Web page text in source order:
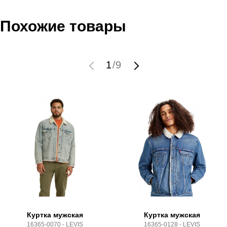
ORIGINATORS LETTERMAN
UA ORIGINATORS LETTERMAN
90% полиэстер 10% эластан, подкладка 100%
Производитель: Малайзия
Срок отгрузки: 3-4 рабочих дня
Инструкция по оплате есть в самом конце счета, который
мы не увидим Вашу оплату.
Самовывоз в Москве.
Доставка по России всеми транспортными ТК, а также с
Почтой Росии и СДЭК.
Здесь вы можете более детально ознакомиться с
условиями
оплаты
Похожие товары
1/9
Куртка мужская
16365-0070 - LEVIS
Куртка мужская
16365-0128 - LEVIS